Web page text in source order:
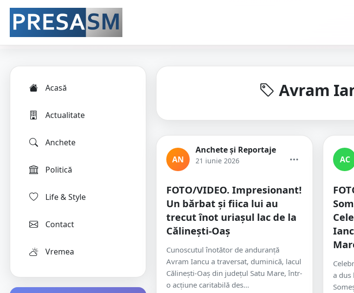
Acasă
Actualitate
Anchete
Politică
Life & Style
Contact
Vremea
Avram
AN
Anchete și Reportaje
21 iunie 2026
FOTO/VIDEO. Impresionant!
Un bărbat și fiica lui au
trecut înot uriașul lac de la
Călinești-Oaș
Cunoscutul înotător de anduranță
Avram Iancu a traversat, duminică, lacul
Călinești-Oaș din județul Satu Mare, într-
o acțiune caritabilă des...
AC
a dus